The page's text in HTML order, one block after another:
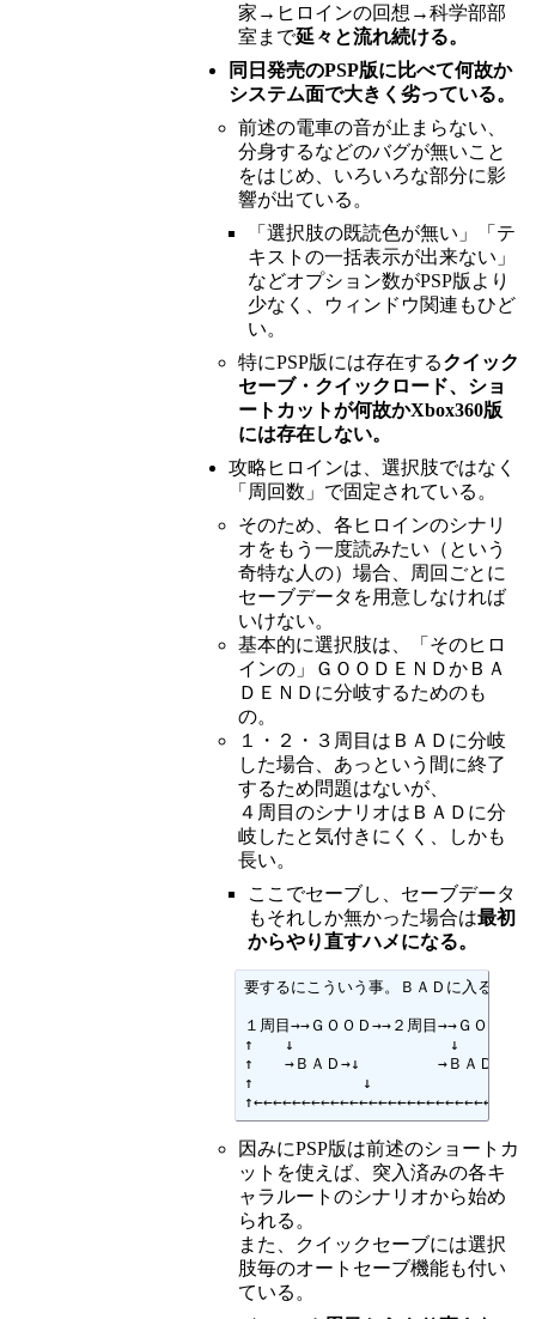
家→ヒロインの回想→科学部部
室まで延々と流れ続ける。
同日発売のPSP版に比べて何故か
システム面で大きく劣っている。
前述の電車の音が止まらない、
分身するなどのバグが無いこと
をはじめ、いろいろな部分に影
響が出ている。
「選択肢の既読色が無い」「テ
キストの一括表示が出来ない」
などオプション数がPSP版より
少なく、ウィンドウ関連もひど
い。
特にPSP版には存在するクイック
セーブ・クイックロード、ショ
ートカットが何故かXbox360版
には存在しない。
攻略ヒロインは、選択肢ではなく
「周回数」で固定されている。
そのため、各ヒロインのシナリ
オをもう一度読みたい（という
奇特な人の）場合、周回ごとに
セーブデータを用意しなければ
いけない。
基本的に選択肢は、「そのヒロ
インの」ＧＯＯＤＥＮＤかＢＡ
ＤＥＮＤに分岐するためのも
の。
１・２・３周目はＢＡＤに分岐
した場合、あっという間に終了
するため問題はないが、
４周目のシナリオはＢＡＤに分
岐したと気付きにくく、しかも
長い。
ここでセーブし、セーブデータ
もそれしか無かった場合は最初
からやり直すハメになる。
要するにこういう事。ＢＡＤに入る前の
１周目→→ＧＯＯＤ→→２周目→→ＧＯＯＤ
↑　　↓　　　　　　　　　　↓　　　　
↑　　→ＢＡＤ→↓　　　　　→ＢＡＤ→↓
↑　　　　　　　↓　　　　　　　　　
因みにPSP版は前述のショートカ
ットを使えば、突入済みの各キ
ャラルートのシナリオから始め
られる。
また、クイックセーブには選択
肢毎のオートセーブ機能も付い
ている。